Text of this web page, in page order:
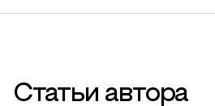
Статьи автора